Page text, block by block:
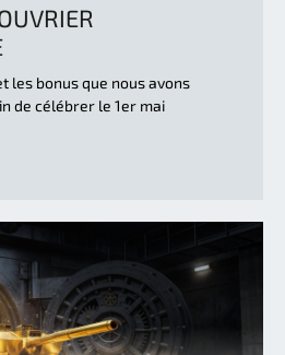
les bonus que nous avons
de célébrer le 1er mai